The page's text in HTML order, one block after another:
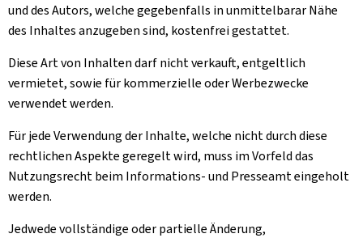
und des Autors, welche gegebenfalls in unmittelbarar Nähe
des Inhaltes anzugeben sind, kostenfrei gestattet.
Diese Art von Inhalten darf nicht verkauft, entgeltlich
vermietet, sowie für kommerzielle oder Werbezwecke
verwendet werden.
Für jede Verwendung der Inhalte, welche nicht durch diese
rechtlichen Aspekte geregelt wird, muss im Vorfeld das
Nutzungsrecht beim Informations- und Presseamt eingeholt
werden.
Jedwede vollständige oder partielle Änderung,